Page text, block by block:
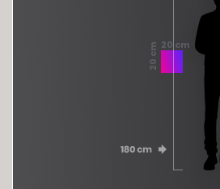
20 cm
20 cm